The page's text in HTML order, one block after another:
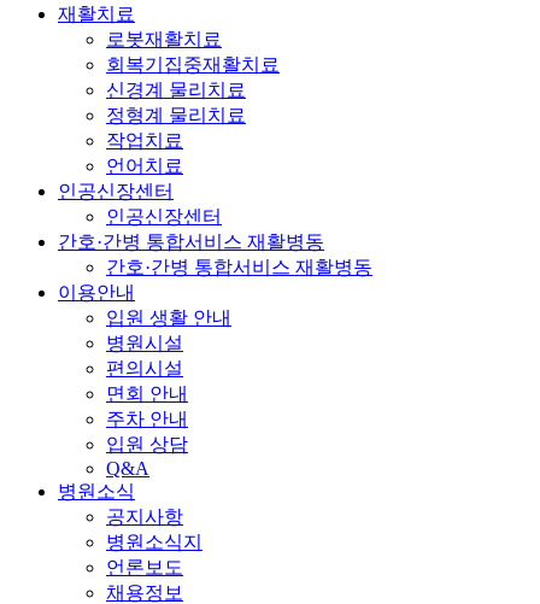
재활치료
로봇재활치료
회복기집중재활치료
신경계 물리치료
정형계 물리치료
작업치료
언어치료
인공신장센터
인공신장센터
간호·간병 통합서비스 재활병동
간호·간병 통합서비스 재활병동
이용안내
입원 생활 안내
병원시설
편의시설
면회 안내
주차 안내
입원 상담
Q&A
병원소식
공지사항
병원소식지
언론보도
채용정보